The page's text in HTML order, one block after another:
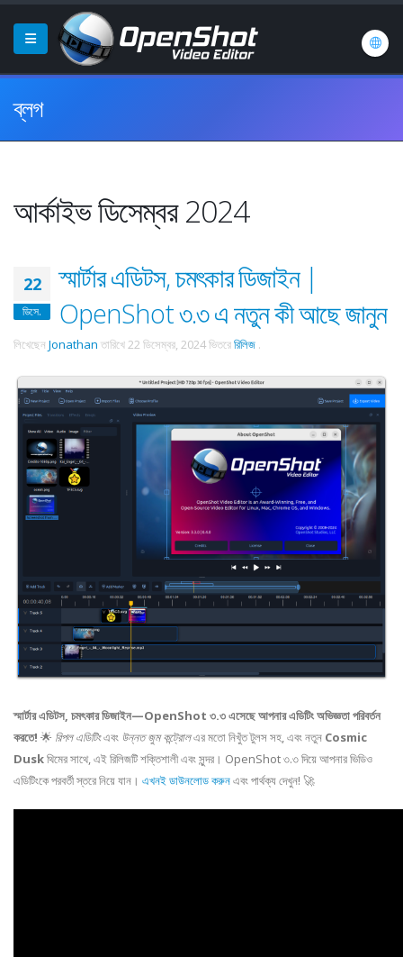
ব্লগ
আর্কাইভ ডিসেম্বর 2024
22
ডিসে.
স্মার্টার এডিটস, চমৎকার ডিজাইন |
OpenShot ৩.৩ এ নতুন কী আছে জানুন
লিখেছেন Jonathan তারিখে22 ডিসেম্বর, 2024ভিতরেরিলিজ .
স্মার্টার এডিটস, চমৎকার ডিজাইন—OpenShot ৩.৩ এসেছে আপনার এডিটিং অভিজ্ঞতা পরিবর্তন
করতে! 🌟 রিপল এডিটিংএবং উন্নত জুম কন্ট্রোলএর মতো নিখুঁত টুলস সহ, এবং নতুন Cosmic
Duskথিমের সাথে, এই রিলিজটি শক্তিশালী এবং সুন্দর। OpenShot ৩.৩ দিয়ে আপনার ভিডিও
এডিটিংকে পরবর্তী স্তরে নিয়ে যান। এখনই ডাউনলোড করুনএবং পার্থক্য দেখুন! 🚀